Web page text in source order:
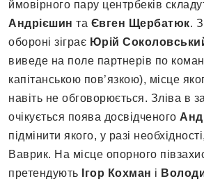
ймовірного пару центрбеків
Андрієшин та Євген Щербатюк.
обороні зіграє Юрій
виведе на поле партнерів по
капітанською пов’язкою), місце
навіть не обговорюється. Зліва в
очікується поява досвідченого
підмінити якого, у разі
Ваврик. На місце опорного
претендують
Ігор Кохман і